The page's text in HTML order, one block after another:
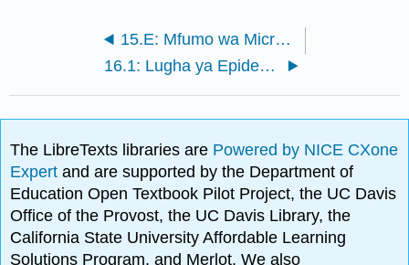
15.E: Mfumo wa Microbial wa Pathogenicity (Mazoezi)
16.1: Lugha ya Epidemiologists
The LibreTexts libraries are Powered by NICE CXone
Expertand are supported by the Department of
Education Open Textbook Pilot Project, the UC Davis
Office of the Provost, the UC Davis Library, the
California State University Affordable Learning
Solutions Program, and Merlot. We also